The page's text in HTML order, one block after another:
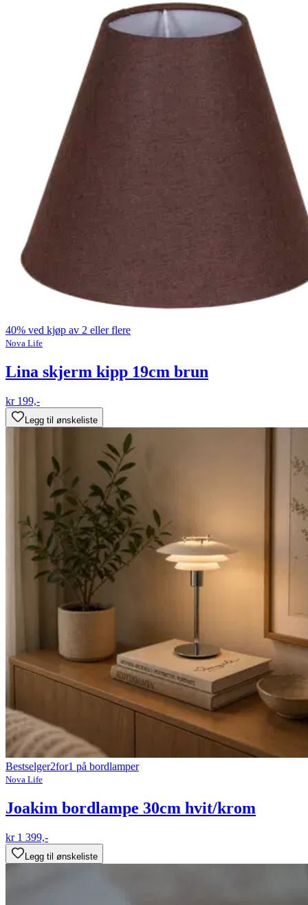
40% ved kjøp av 2 eller flere
Nova Life
Lina skjerm kipp 19cm brun
kr 199,-
Legg til ønskeliste
Bestselger2for1 på bordlamper
Nova Life
Joakim bordlampe 30cm hvit/krom
kr 1 399,-
Legg til ønskeliste